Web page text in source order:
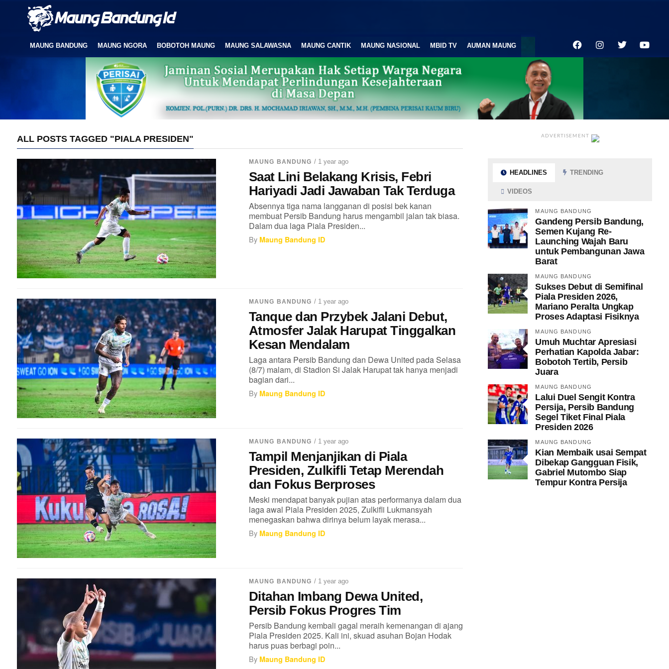
MAUNG BANDUNG MAUNG NGORA BOBOTOH MAUNG MAUNG SALAWASNA MAUNG CANTIK MAUNG NASIONAL MBID TV AUMAN MAUNG
ALL POSTS TAGGED "PIALA PRESIDEN"
MAUNG BANDUNG / 1 year ago
Saat Lini Belakang Krisis, Febri
Hariyadi Jadi Jawaban Tak Terduga
Absennya tiga nama langganan di posisi bek kanan
membuat Persib Bandung harus mengambil jalan tak biasa.
Dalam dua laga Piala Presiden...
By Maung Bandung ID
MAUNG BANDUNG / 1 year ago
Tanque dan Przybek Jalani Debut,
Atmosfer Jalak Harupat Tinggalkan
Kesan Mendalam
Laga antara Persib Bandung dan Dewa United pada Selasa
(8/7) malam, di Stadion Si Jalak Harupat tak hanya menjadi
bagian dari...
By Maung Bandung ID
MAUNG BANDUNG / 1 year ago
Tampil Menjanjikan di Piala
Presiden, Zulkifli Tetap Merendah
dan Fokus Berproses
Meski mendapat banyak pujian atas performanya dalam dua
laga awal Piala Presiden 2025, Zulkifli Lukmansyah
menegaskan bahwa dirinya belum layak merasa...
By Maung Bandung ID
MAUNG BANDUNG / 1 year ago
Ditahan Imbang Dewa United,
Persib Fokus Progres Tim
Persib Bandung kembali gagal meraih kemenangan di ajang
Piala Presiden 2025. Kali ini, skuad asuhan Bojan Hodak
harus puas berbagi poin...
By Maung Bandung ID
ADVERTISEMENT
HEADLINES TRENDING
VIDEOS
MAUNG BANDUNG
Gandeng Persib Bandung,
Semen Kujang Re-
Launching Wajah Baru
untuk Pembangunan Jawa
Barat
MAUNG BANDUNG
Sukses Debut di Semifinal
Piala Presiden 2026,
Mariano Peralta Ungkap
Proses Adaptasi Fisiknya
MAUNG BANDUNG
Umuh Muchtar Apresiasi
Perhatian Kapolda Jabar:
Bobotoh Tertib, Persib
Juara
MAUNG BANDUNG
Lalui Duel Sengit Kontra
Persija, Persib Bandung
Segel Tiket Final Piala
Presiden 2026
MAUNG BANDUNG
Kian Membaik usai Sempat
Dibekap Gangguan Fisik,
Gabriel Mutombo Siap
Tempur Kontra Persija